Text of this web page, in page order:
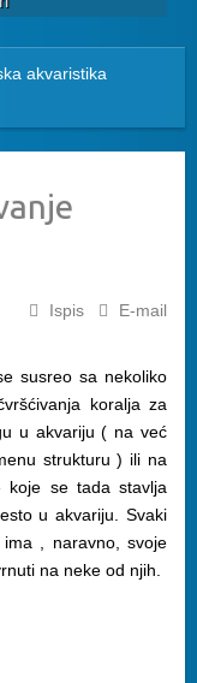
akvaristika
Ispis E-mail
susreo sa nekoliko
koralja za
u akvariju ( na već
strukturu ) ili na
koje se tada stavlja
u akvariju. Svaki
, naravno, svoje
na neke od njih.